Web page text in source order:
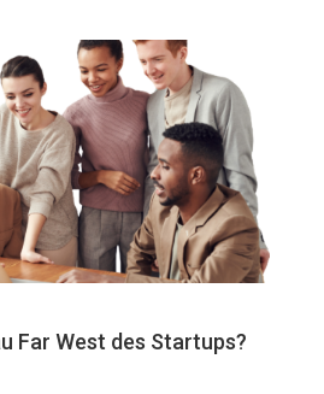
Far West des Startups?